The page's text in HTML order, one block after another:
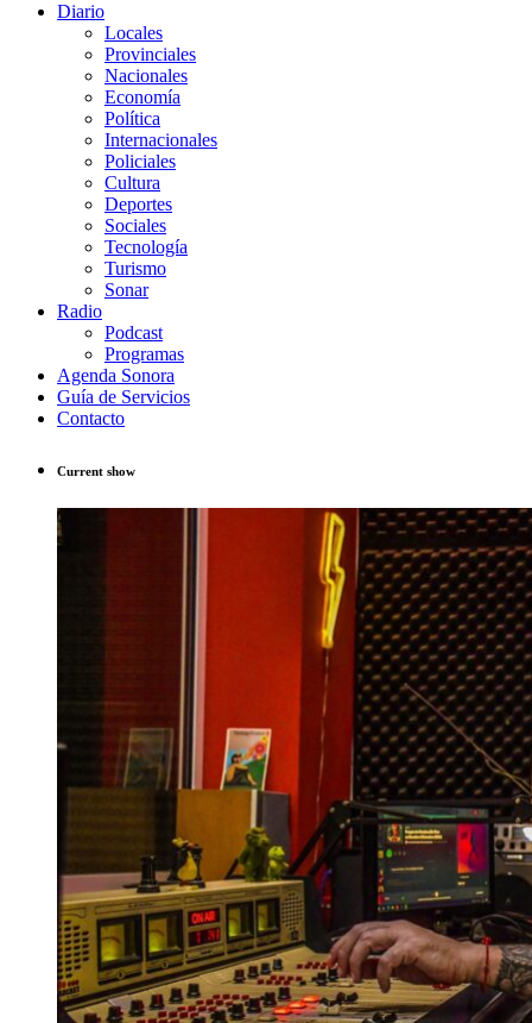
Diario
Locales
Provinciales
Nacionales
Economía
Política
Internacionales
Policiales
Cultura
Deportes
Sociales
Tecnología
Turismo
Sonar
Radio
Podcast
Programas
Agenda Sonora
Guía de Servicios
Contacto
Current show